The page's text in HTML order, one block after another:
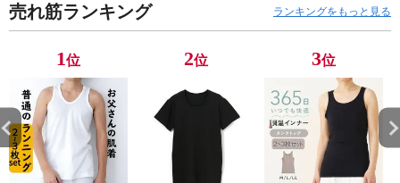
対策 綿 肌に優し
い 汗とり パット
24SS M/L/LL
L6410P-E 涼しい
肌着
対策 綿 肌に優し
い 汗とり パット
24SS M/L/LL
肌着
対策 綿 肌に優し
い 汗とり パット
24SS M/L/LL
L6410P-E 涼しい
肌着
売れ筋ランキング ランキングをもっと見る
1位 2位 3位